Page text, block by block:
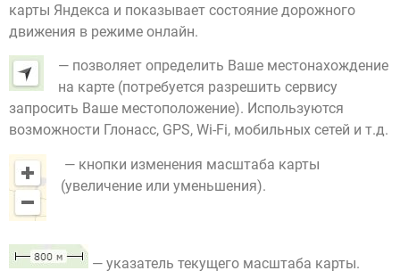
карты Яндекса и показывает состояние дорожного
движения в режиме онлайн.
— позволяет определить Ваше местонахождение
на карте (потребуется разрешить сервису
запросить Ваше местоположение). Используются
возможности Глонасс, GPS, Wi-Fi, мобильных сетей и т.д.
— кнопки изменения масштаба карты
(увеличение или уменьшения).
— указатель текущего масштаба карты.